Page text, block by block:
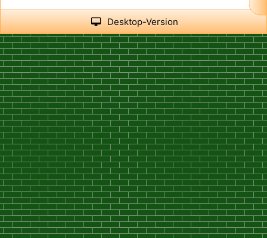
Desktop-Version